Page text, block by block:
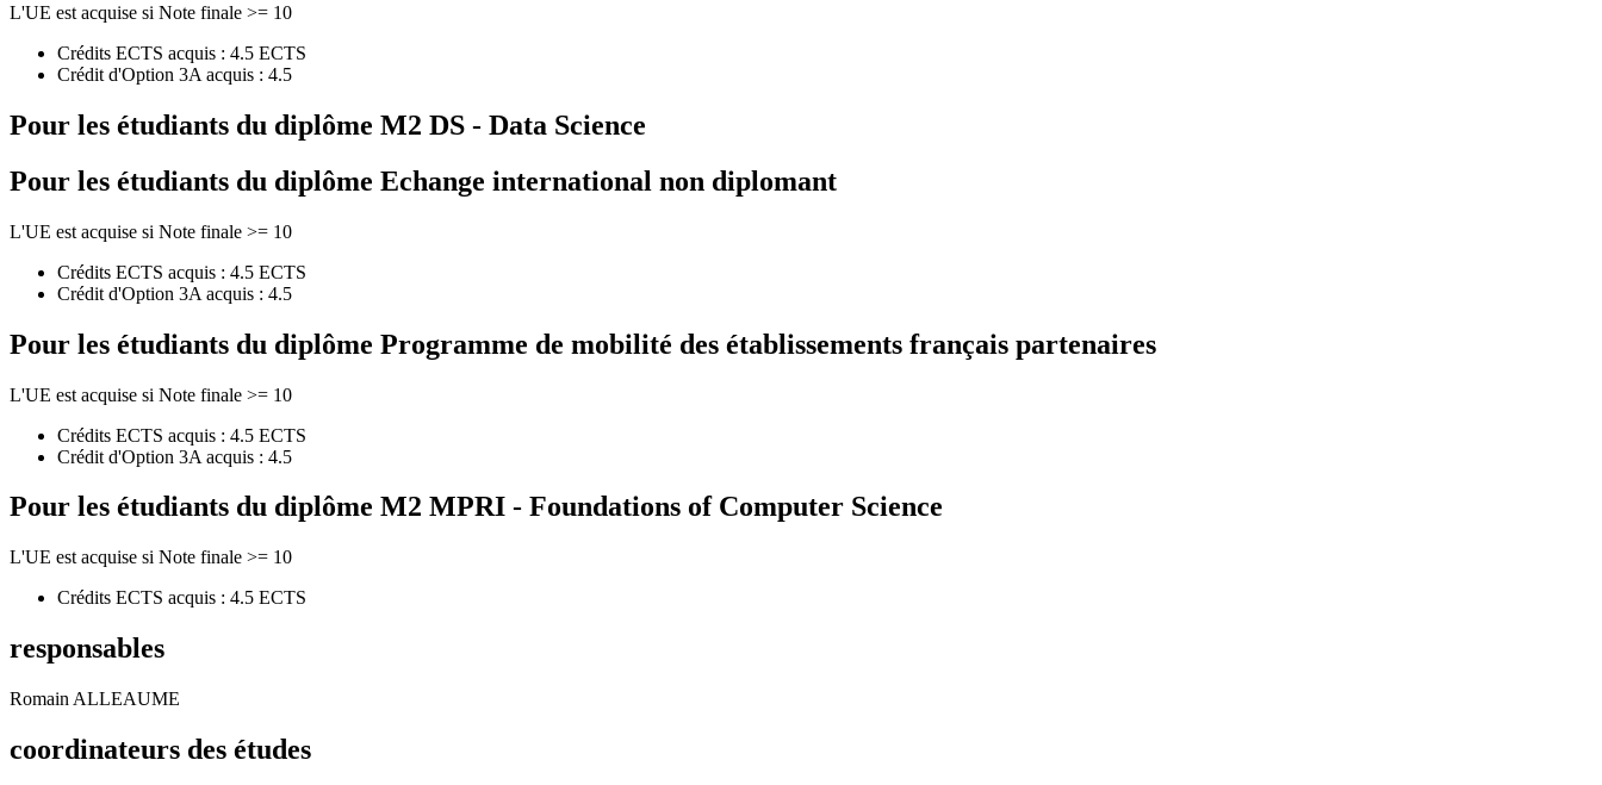
L'UE est acquise si Note finale >= 10
Crédits ECTS acquis : 4.5 ECTS
Crédit d'Option 3A acquis : 4.5
Pour les étudiants du diplôme M2 DS - Data Science
Pour les étudiants du diplôme Echange international non diplomant
L'UE est acquise si Note finale >= 10
Crédits ECTS acquis : 4.5 ECTS
Crédit d'Option 3A acquis : 4.5
Pour les étudiants du diplôme Programme de mobilité des établissements français partenaires
L'UE est acquise si Note finale >= 10
Crédits ECTS acquis : 4.5 ECTS
Crédit d'Option 3A acquis : 4.5
Pour les étudiants du diplôme M2 MPRI - Foundations of Computer Science
L'UE est acquise si Note finale >= 10
Crédits ECTS acquis : 4.5 ECTS
responsables
Romain ALLEAUME
coordinateurs des études